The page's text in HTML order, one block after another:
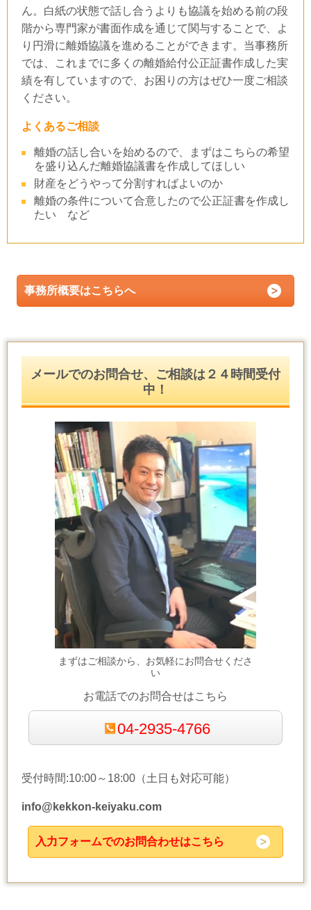
ん。白紙の状態で話し合うよりも協議を始める前の段
階から専門家が書面作成を通じて関与することで、よ
り円滑に離婚協議を進めることができます。当事務所
では、これまでに多くの離婚給付公正証書作成した実
績を有していますので、お困りの方はぜひ一度ご相談
ください。
よくあるご相談
離婚の話し合いを始めるので、まずはこちらの希望
を盛り込んだ離婚協議書を作成してほしい
財産をどうやって分割すればよいのか
離婚の条件について合意したので公正証書を作成し
たい など
事務所概要はこちらへ
メールでのお問合せ、ご相談は２４時間受付
中！
まずはご相談から、お気軽にお問合せくださ
い
お電話でのお問合せはこちら
04-2935-4766
受付時間:10:00～18:00（土日も対応可能）
info@kekkon-keiyaku.com
入力フォームでのお問合わせはこちら